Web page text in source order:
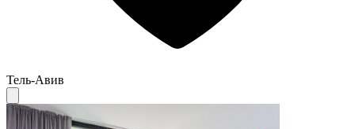
Тель-Авив